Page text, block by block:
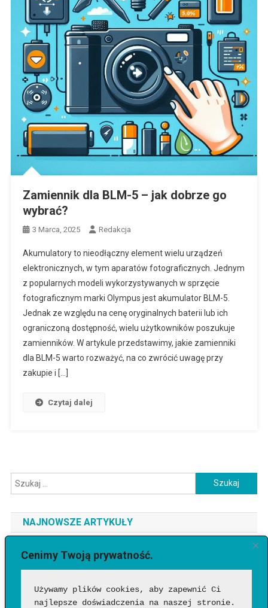
Cenimy Twoją prywatność.
Używamy plików cookies, aby zapewnić Ci
najlepsze doświadczenia na naszej stronie.
Zamiennik dla BLM-5 – jak dobrze go
wybrać?
3 Marca, 2025 Redakcja
Akumulatory to nieodłączny element wielu urządzeń
elektronicznych, w tym aparatów fotograficznych. Jednym
z popularnych modeli wykorzystywanych w sprzęcie
fotograficznym marki Olympus jest akumulator BLM-5.
Jednak ze względu na cenę oryginalnych baterii lub ich
ograniczoną dostępność, wielu użytkowników poszukuje
zamienników. W artykule przedstawimy, jakie zamienniki
dla BLM-5 warto rozważyć, na co zwrócić uwagę przy
zakupie i […]
Czytaj dalej
Szukaj:
NAJNOWSZE ARTYKUŁY
Jaki telefon do 3500 zł wybrać? Ranking najlepszych modeli
[2026]
Jak sprawdzić, czy wideo wygenerowała AI?